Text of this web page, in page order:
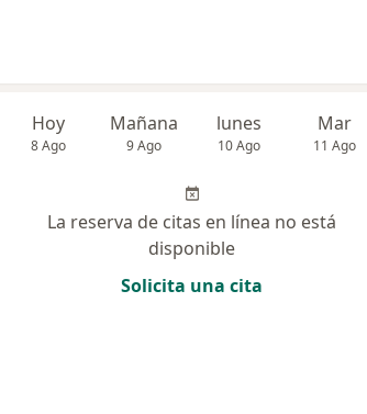
Hoy
8 Ago
Mañana
9 Ago
lunes
10 Ago
Mar
11 Ago
La reserva de citas en línea no está
disponible
Solicita una cita